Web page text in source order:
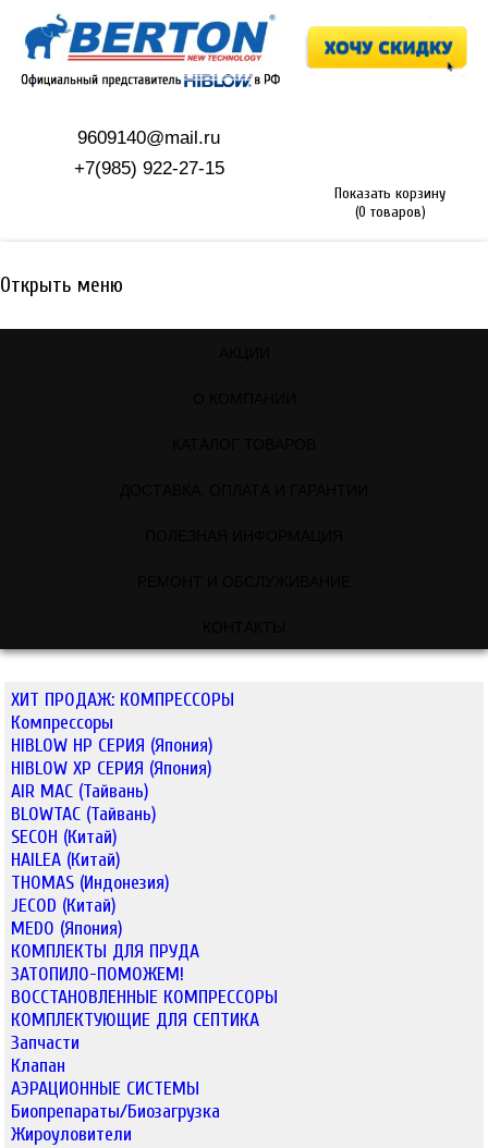
9609140@mail.ru
+7(985) 922-27-15
Показать корзину
(0 товаров)
Открыть меню
ХИТ ПРОДАЖ: КОМПРЕССОРЫ
Компрессоры
HIBLOW HP СЕРИЯ (Япония)
HIBLOW XP СЕРИЯ (Япония)
AIR MAC (Тайвань)
BLOWTAC (Тайвань)
SECOH (Китай)
HAILEA (Китай)
THOMAS (Индонезия)
JECOD (Китай)
MEDO (Япония)
КОМПЛЕКТЫ ДЛЯ ПРУДА
ЗАТОПИЛО-ПОМОЖЕМ!
ВОССТАНОВЛЕННЫЕ КОМПРЕССОРЫ
КОМПЛЕКТУЮЩИЕ ДЛЯ СЕПТИКА
Запчасти
Клапан
АЭРАЦИОННЫЕ СИСТЕМЫ
Биопрепараты/Биозагрузка
Жироуловители